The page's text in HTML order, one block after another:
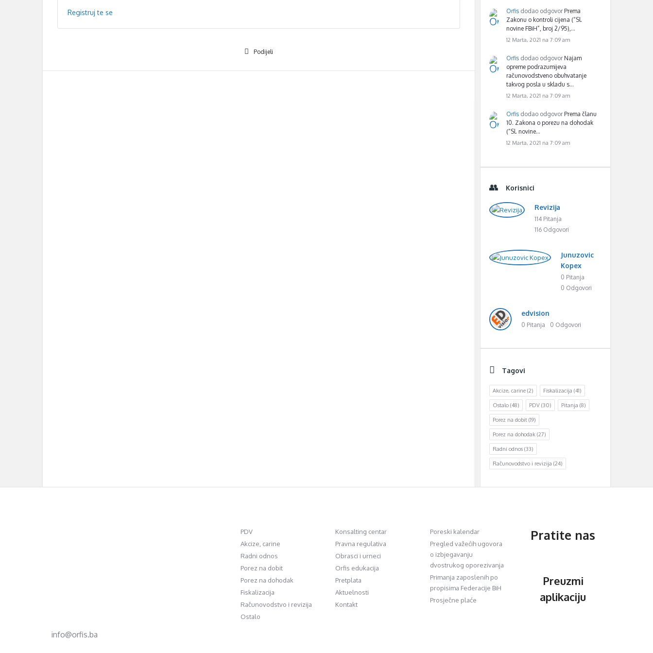
Registruj te se
Podijeli
Orfis dodao odgovor Prema
Zakonu o kontroli cijena (“Sl.
novine FBiH”, broj 2/95),…
12 Marta, 2021 na 7:09 am
Orfis dodao odgovor Najam
opreme podrazumijeva
računovodstveno obuhvatanje
takvog posla u skladu s…
12 Marta, 2021 na 7:09 am
Orfis dodao odgovor Prema članu
10. Zakona o porezu na dohodak
(“Sl. novine…
12 Marta, 2021 na 7:09 am
Korisnici
Revizija
114 Pitanja
116 Odgovori
Junuzovic
Kopex
0 Pitanja
0 Odgovori
edvision
0 Pitanja 0 Odgovori
Tagovi
Akcize, carine (2) Fiskalizacija (41)
Ostalo (48) PDV (30) Pitanja (8)
Porez na dobit (19)
Porez na dohodak (27)
Radni odnos (33)
Računovodstvo i revizija (24)
info@orfis.ba
PDV
Akcize, carine
Radni odnos
Porez na dobit
Porez na dohodak
Fiskalizacija
Računovodstvo i revizija
Ostalo
Konsalting centar
Pravna regulativa
Obrasci i urneci
Orfis edukacija
Pretplata
Aktuelnosti
Kontakt
Poreski kalendar
Pregled važećih ugovora
o izbjegavanju
dvostrukog oporezivanja
Primanja zaposlenih po
propisima Federacije BiH
Prosječne plaće
Pratite nas
Preuzmi
aplikaciju